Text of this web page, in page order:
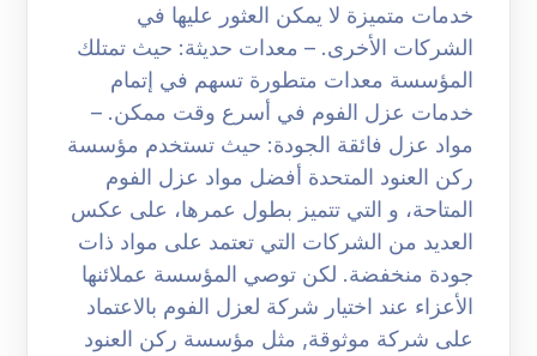
خدمات متميزة لا يمكن العثور عليها في
الشركات الأخرى. – معدات حديثة: حيث تمتلك
المؤسسة معدات متطورة تسهم في إتمام
خدمات عزل الفوم في أسرع وقت ممكن. –
مواد عزل فائقة الجودة: حيث تستخدم مؤسسة
ركن العنود المتحدة أفضل مواد عزل الفوم
المتاحة، و التي تتميز بطول عمرها، على عكس
العديد من الشركات التي تعتمد على مواد ذات
جودة منخفضة. لكن توصي المؤسسة عملائنها
الأعزاء عند اختيار شركة لعزل الفوم بالاعتماد
على شركة موثوقة, مثل مؤسسة ركن العنود